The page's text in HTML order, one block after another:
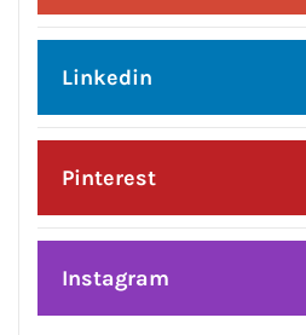
Posted On:8 Aug 2026
प्रदेश उपाध्यक्ष बनने पर
केंद्रीय विधानसभा क्षेत्र
पदाधिकारियों ने किया भव्य